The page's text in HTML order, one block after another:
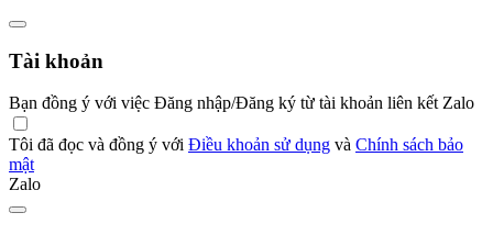
Tài khoản
Bạn đồng ý với việc Đăng nhập/Đăng ký từ tài khoản liên kết Zalo
Tôi đã đọc và đồng ý với Điều khoản sử dụng và Chính sách bảo
mật
Zalo